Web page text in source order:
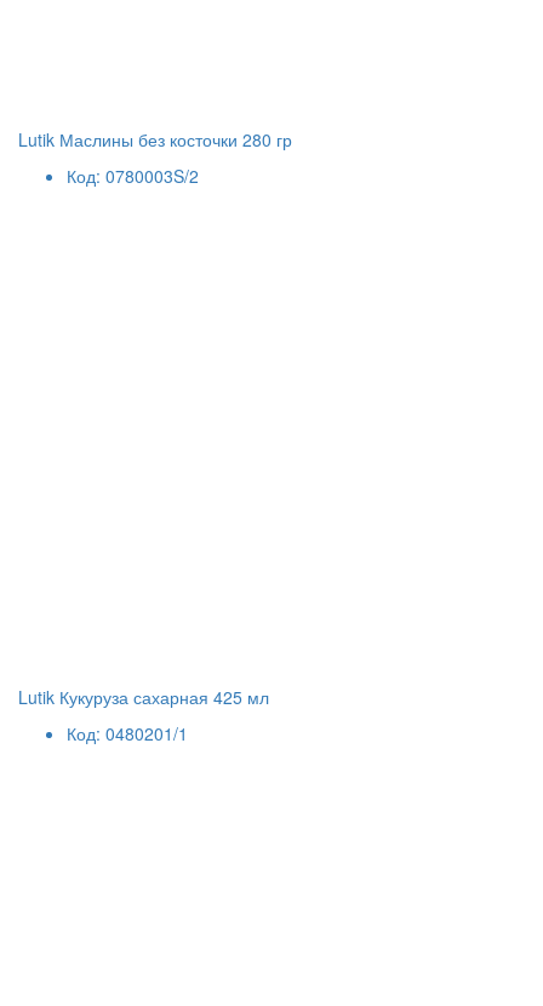
Lutik Маслины без косточки 280 гр
Код: 0780003S/2
Lutik Кукуруза сахарная 425 мл
Код: 0480201/1